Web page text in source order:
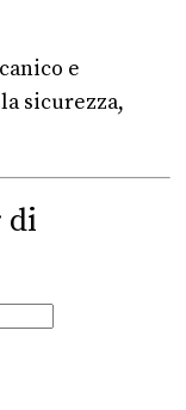
e
sicurezza,
di